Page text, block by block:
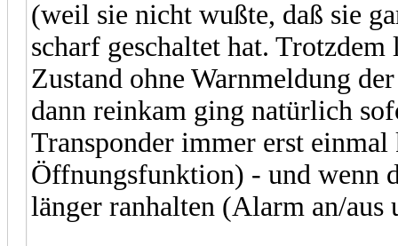
(weil sie nicht wußte, daß sie
scharf geschaltet hat.
Zustand ohne Warnmeldung
dann reinkam ging natürlich
Transponder immer erst
Öffnungsfunktion) - und wenn
länger ranhalten (Alarm an/